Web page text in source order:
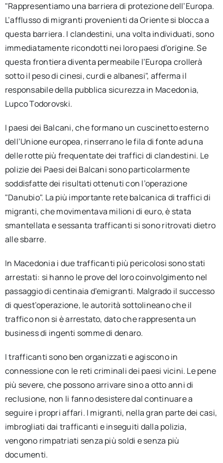
"Rappresentiamo una barriera di protezione dell’Europa.
L’afflusso di migranti provenienti da Oriente si blocca a
questa barriera. I clandestini, una volta individuati, sono
immediatamente ricondotti nei loro paesi d’origine. Se
questa frontiera diventa permeabile l’Europa crollerà
sotto il peso di cinesi, curdi e albanesi", afferma il
responsabile della pubblica sicurezza in Macedonia,
Lupco Todorovski.
I paesi dei Balcani, che formano un cuscinetto esterno
dell’Unione europea, rinserrano le fila di fonte ad una
delle rotte più frequentate dei traffici di clandestini. Le
polizie dei Paesi dei Balcani sono particolarmente
soddisfatte dei risultati ottenuti con l’operazione
"Danubio". La più importante rete balcanica di traffici di
migranti, che movimentava milioni di euro, è stata
smantellata e sessanta trafficanti si sono ritrovati dietro
alle sbarre.
In Macedonia i due trafficanti più pericolosi sono stati
arrestati: si hanno le prove del loro coinvolgimento nel
passaggio di centinaia d’emigranti. Malgrado il successo
di quest’operazione, le autorità sottolineano che il
traffico non si è arrestato, dato che rappresenta un
business di ingenti somme di denaro.
I trafficanti sono ben organizzati e agiscono in
connessione con le reti criminali dei paesi vicini. Le pene
più severe, che possono arrivare sino a otto anni di
reclusione, non li fanno desistere dal continuare a
seguire i propri affari. I migranti, nella gran parte dei casi,
imbrogliati dai trafficanti e inseguiti dalla polizia,
vengono rimpatriati senza più soldi e senza più
documenti.